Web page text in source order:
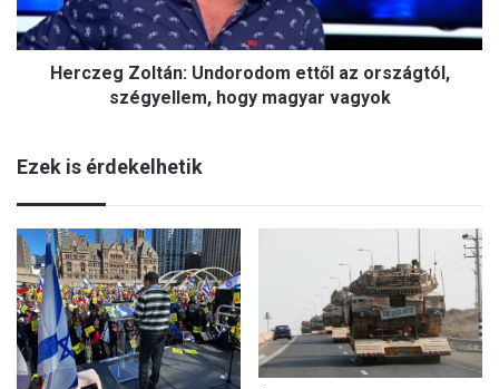
v
á
j
é
n
s
b
i
z
t
o
d
o
r
o
d
o
m
Herczeg Zoltán: Undorodom ettől az országtól,
szégyellem, hogy magyar vagyok
Ezek is érdekelhetik